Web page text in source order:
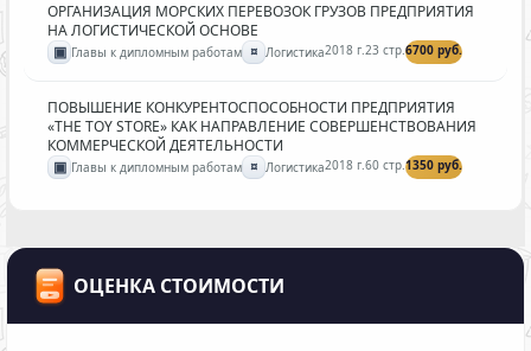
ОРГАНИЗАЦИЯ МОРСКИХ ПЕРЕВОЗОК ГРУЗОВ ПРЕДПРИЯТИЯ
НА ЛОГИСТИЧЕСКОЙ ОСНОВЕ
▣ Главы к дипломным работам ¤ Логистика2018 г.23 стр.6700 руб.
ПОВЫШЕНИЕ КОНКУРЕНТОСПОСОБНОСТИ ПРЕДПРИЯТИЯ
«THE TOY STORE» КАК НАПРАВЛЕНИЕ СОВЕРШЕНСТВОВАНИЯ
КОММЕРЧЕСКОЙ ДЕЯТЕЛЬНОСТИ
▣ Главы к дипломным работам ¤ Логистика2018 г.60 стр.1350 руб.
ОЦЕНКА СТОИМОСТИ